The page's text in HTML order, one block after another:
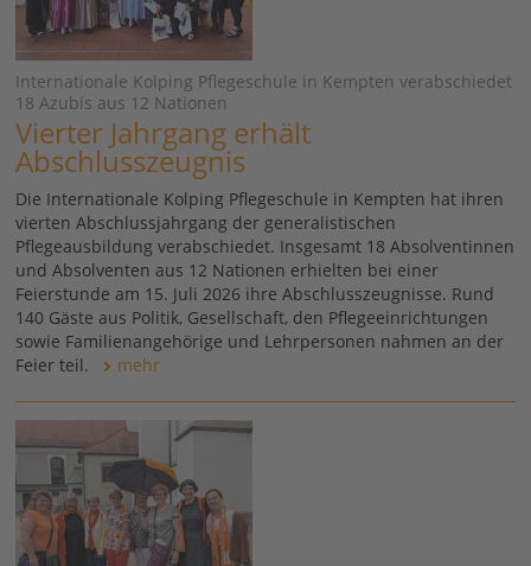
Internationale Kolping Pflegeschule in Kempten verabschiedet
18 Azubis aus 12 Nationen
Vierter Jahrgang erhält
Abschlusszeugnis
Die Internationale Kolping Pflegeschule in Kempten hat ihren
vierten Abschlussjahrgang der generalistischen
Pflegeausbildung verabschiedet. Insgesamt 18 Absolventinnen
und Absolventen aus 12 Nationen erhielten bei einer
Feierstunde am 15. Juli 2026 ihre Abschlusszeugnisse. Rund
140 Gäste aus Politik, Gesellschaft, den Pflegeeinrichtungen
sowie Familienangehörige und Lehrpersonen nahmen an der
Feier teil.
mehr